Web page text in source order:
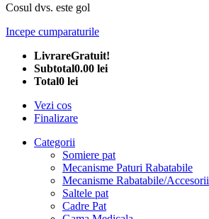
Cosul dvs. este gol
Incepe cumparaturile
LivrareGratuit!
Subtotal0.00 lei
Total0 lei
Vezi cos
Finalizare
Categorii
Somiere pat
Mecanisme Paturi Rabatabile
Mecanisme Rabatabile/Accesorii
Saltele pat
Cadre Pat